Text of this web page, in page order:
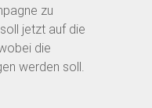
zu
jetzt auf die
die
werden soll.